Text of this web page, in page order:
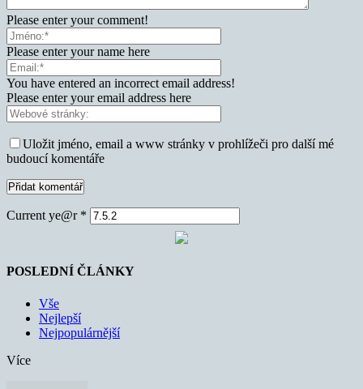
Please enter your comment!
Please enter your name here
You have entered an incorrect email address!
Please enter your email address here
Uložit jméno, email a www stránky v prohlížeči pro další mé
budoucí komentáře
Current ye@r *
POSLEDNÍ ČLÁNKY
Vše
Nejlepší
Nejpopulárnější
Více